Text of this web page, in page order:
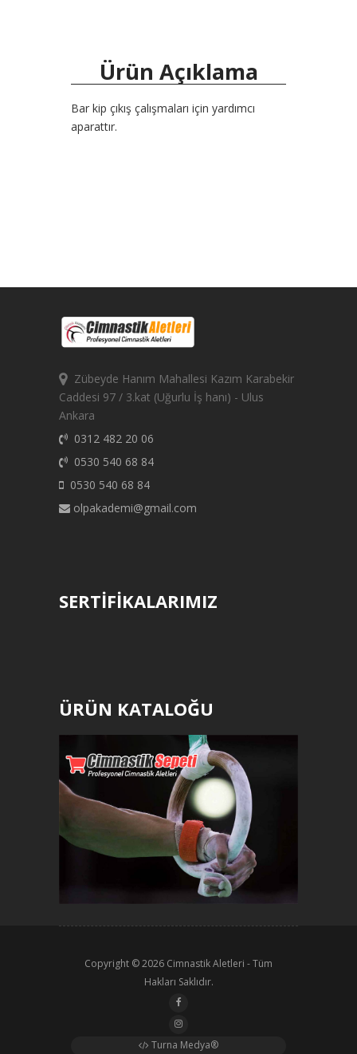
Ürün Açıklama
Bar kip çıkış çalışmaları için yardımcı
aparattır.
Zübeyde Hanım Mahallesi Kazım Karabekir
Caddesi 97 / 3.kat (Uğurlu İş hanı) - Ulus
Ankara
0312 482 20 06
0530 540 68 84
0530 540 68 84
olpakademi@gmail.com
SERTİFİKALARIMIZ
ÜRÜN KATALOĞU
Copyright © 2026 Cimnastik Aletleri - Tüm
Hakları Saklıdır.
Turna Medya®